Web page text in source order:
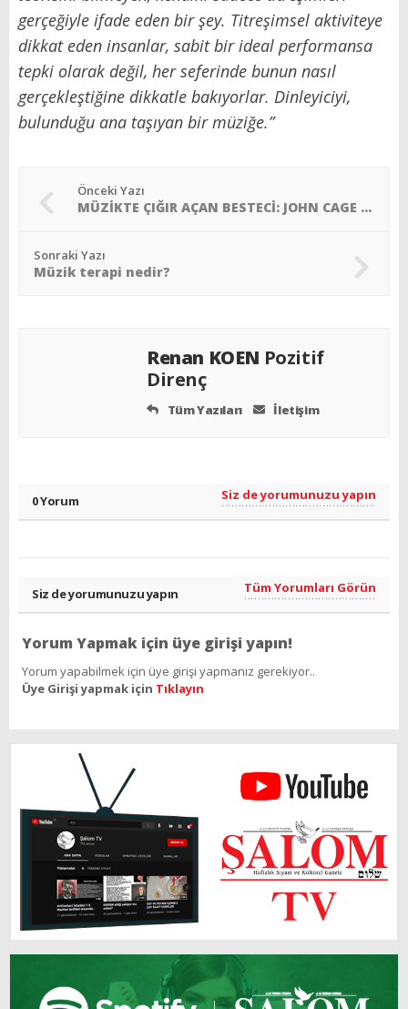
gerçeğiyle ifade eden bir şey. Titreşimsel aktiviteye
dikkat eden insanlar, sabit bir ideal performansa
tepki olarak değil, her seferinde bunun nasıl
gerçekleştiğine dikkatle bakıyorlar. Dinleyiciyi,
bulunduğu ana taşıyan bir müziğe.”
Önceki Yazı
MÜZİKTE ÇIĞIR AÇAN BESTECİ: JOHN CAGE / Vol:13 Bitkiler, şiir dünyası ve boyalar
Sonraki Yazı
Müzik terapi nedir?
Renan KOEN Pozitif
Direnç
Tüm Yazıları İletişim
0 Yorum Siz de yorumunuzu yapın
Siz de yorumunuzu yapın Tüm Yorumları Görün
Yorum Yapmak için üye girişi yapın!
Yorum yapabilmek için üye girişi yapmanız gerekiyor..
Üye Girişi yapmak için Tıklayın